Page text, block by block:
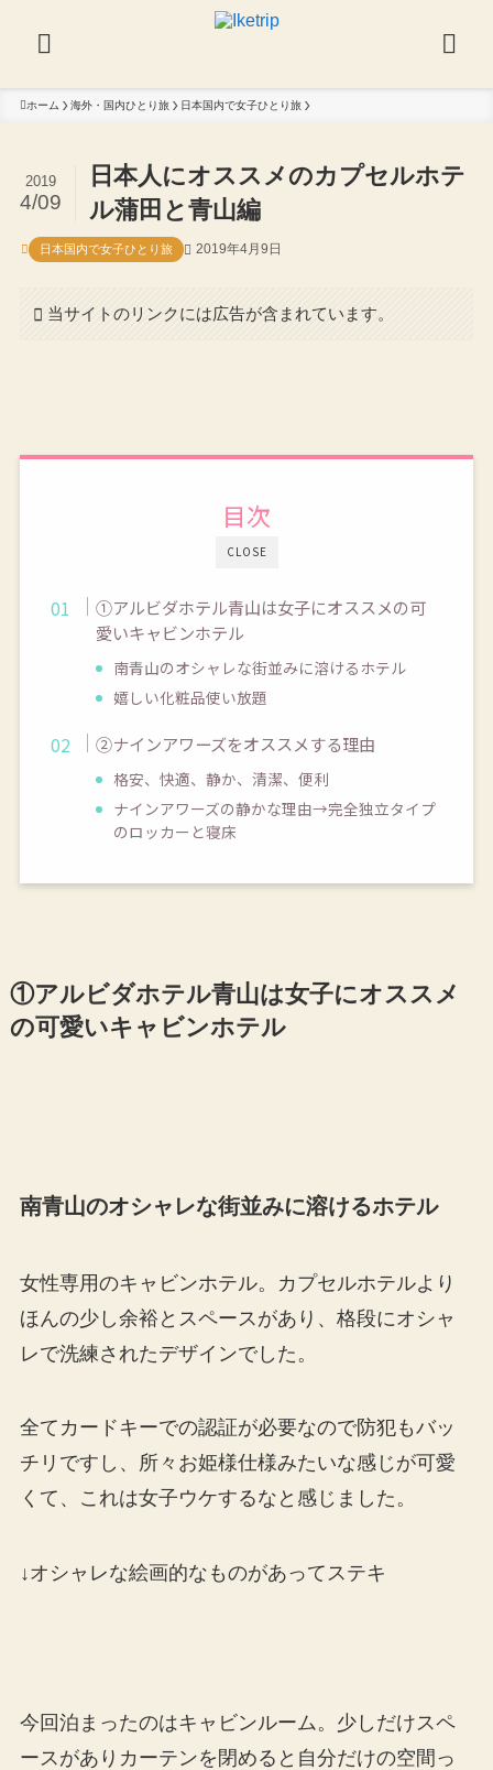
ホーム 海外・国内ひとり旅 日本国内で女子ひとり旅
日本人にオススメのカプセルホテ
ル蒲田と青山編
2019
4/09
日本国内で女子ひとり旅 2019年4月9日
当サイトのリンクには広告が含まれています。
CLOSE
目次
①アルビダホテル青山は女子にオススメの可
愛いキャビンホテル
南青山のオシャレな街並みに溶けるホテル
嬉しい化粧品使い放題
②ナインアワーズをオススメする理由
格安、快適、静か、清潔、便利
ナインアワーズの静かな理由→完全独立タイプ
のロッカーと寝床
①アルビダホテル青山は女子にオススメ
の可愛いキャビンホテル
南青山のオシャレな街並みに溶けるホテル
女性専用のキャビンホテル。カプセルホテルより
ほんの少し余裕とスペースがあり、格段にオシャ
レで洗練されたデザインでした。
全てカードキーでの認証が必要なので防犯もバッ
チリですし、所々お姫様仕様みたいな感じが可愛
くて、これは女子ウケするなと感じました。
↓オシャレな絵画的なものがあってステキ
今回泊まったのはキャビンルーム。少しだけスペ
ースがありカーテンを閉めると自分だけの空間っ